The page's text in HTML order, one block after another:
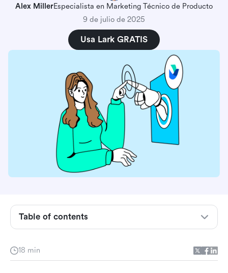
Alex MillerEspecialista en Marketing Técnico de Producto
9 de julio de 2025
Usa Lark GRATIS
18 min
Table of contents
¿Qué es la gestión de proyectos de IA?